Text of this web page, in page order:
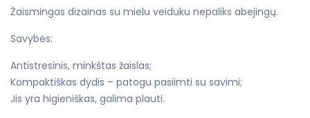
Žaismingas dizainas su mielu veiduku nepaliks abejingų.
Savybės:
Antistresinis, minkštas žaislas;
Kompaktiškas dydis – patogu pasiimti su savimi;
Jis yra higieniškas, galima plauti.